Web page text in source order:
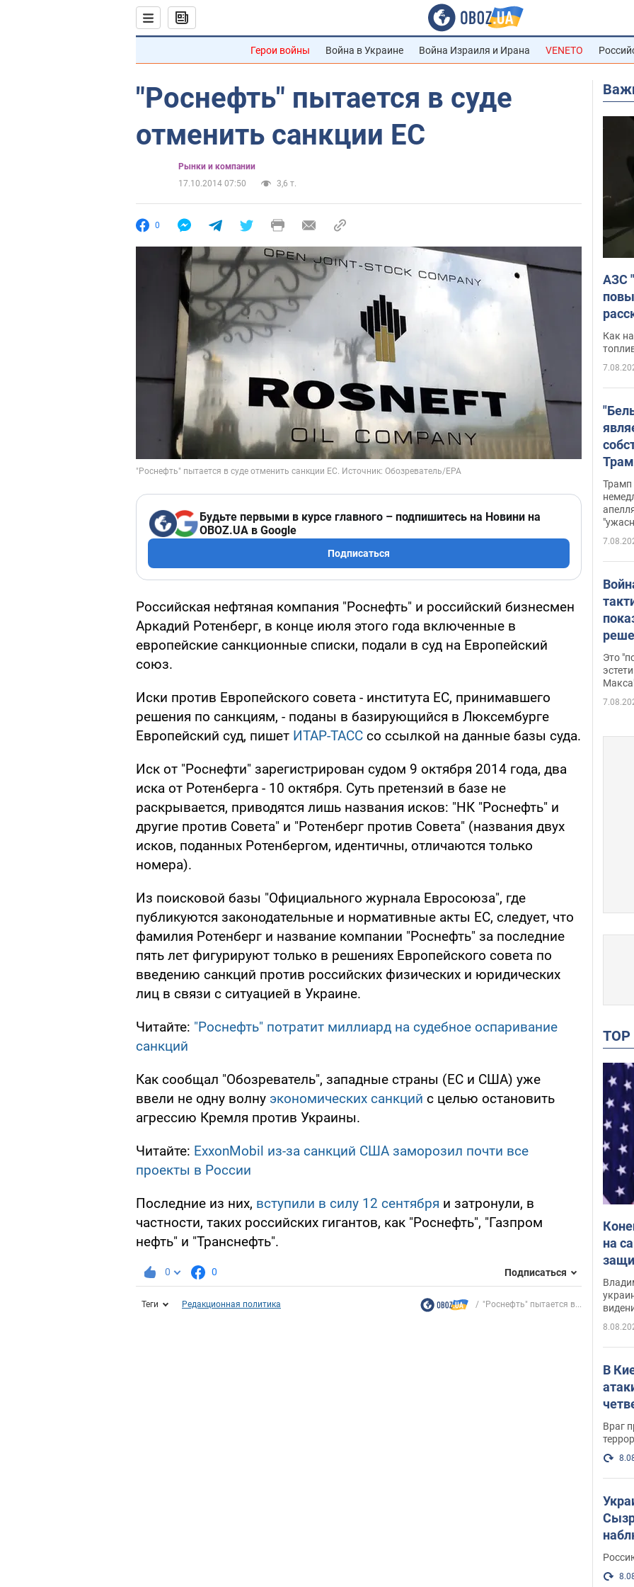
Герои войны Война в Украине Война Израиля и Ирана VENETO
"Роснефть" пытается в суде
отменить санкции ЕС
Рынки и компании
17.10.2014 07:50
3,6 т.
0
Будьте первыми в курсе главного – подпишитесь на Новини на
OBOZ.UA в Google
Подписаться
Российская нефтяная компания "Роснефть" и российский бизнесмен
Аркадий Ротенберг, в конце июля этого года включенные в
европейские санкционные списки, подали в суд на Европейский
союз.
Иски против Европейского совета - института ЕС, принимавшего
решения по санкциям, - поданы в базирующийся в Люксембурге
Европейский суд, пишет ИТАР-ТАСС со ссылкой на данные базы суда.
Иск от "Роснефти" зарегистрирован судом 9 октября 2014 года, два
иска от Ротенберга - 10 октября. Суть претензий в базе не
раскрывается, приводятся лишь названия исков: "НК "Роснефть" и
другие против Совета" и "Ротенберг против Совета" (названия двух
исков, поданных Ротенбергом, идентичны, отличаются только
номера).
Из поисковой базы "Официального журнала Евросоюза", где
публикуются законодательные и нормативные акты ЕС, следует, что
фамилия Ротенберг и название компании "Роснефть" за последние
пять лет фигурируют только в решениях Европейского совета по
введению санкций против российских физических и юридических
лиц в связи с ситуацией в Украине.
Читайте: "Роснефть" потратит миллиард на судебное оспаривание
санкций
Как сообщал "Обозреватель", западные страны (ЕС и США) уже
ввели не одну волну экономических санкций с целью остановить
агрессию Кремля против Украины.
Читайте: ExxonMobil из-за санкций США заморозил почти все
проекты в России
Последние из них, вступили в силу 12 сентября и затронули, в
частности, таких российских гигантов, как "Роснефть", "Газпром
нефть" и "Транснефть".
0 0 Подписаться
Теги Редакционная политика "Роснефть" пытается в...
АЗС
Как
Трамп
Это
на
В
Враг
Фото